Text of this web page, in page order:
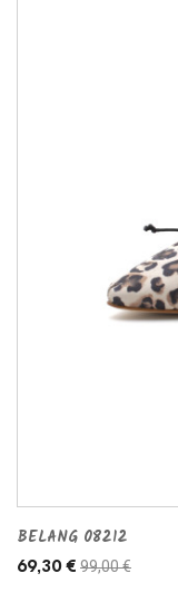
BELANG 08212
69,30 € 99,00 €